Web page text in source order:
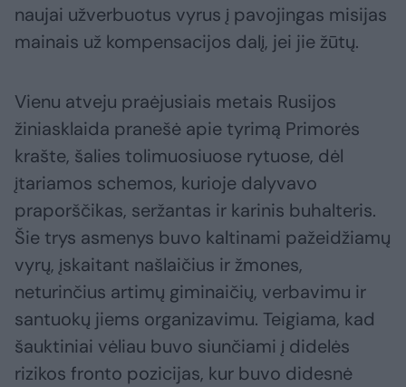
naujai užverbuotus vyrus į pavojingas misijas
mainais už kompensacijos dalį, jei jie žūtų.
Vienu atveju praėjusiais metais Rusijos
žiniasklaida pranešė apie tyrimą Primorės
krašte, šalies tolimuosiuose rytuose, dėl
įtariamos schemos, kurioje dalyvavo
praporščikas, seržantas ir karinis buhalteris.
Šie trys asmenys buvo kaltinami pažeidžiamų
vyrų, įskaitant našlaičius ir žmones,
neturinčius artimų giminaičių, verbavimu ir
santuokų jiems organizavimu. Teigiama, kad
šauktiniai vėliau buvo siunčiami į didelės
rizikos fronto pozicijas, kur buvo didesnė